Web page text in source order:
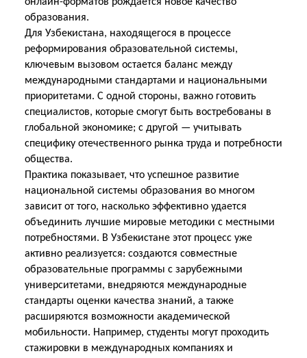
образования.
Для Узбекистана, находящегося в процессе
реформирования образовательной системы,
ключевым вызовом остается баланс между
международными стандартами и национальными
приоритетами. С одной стороны, важно готовить
специалистов, которые смогут быть востребованы в
глобальной экономике; с другой — учитывать
специфику отечественного рынка труда и потребности
общества.
Практика показывает, что успешное развитие
национальной системы образования во многом
зависит от того, насколько эффективно удается
объединить лучшие мировые методики с местными
потребностями. В Узбекистане этот процесс уже
активно реализуется: создаются совместные
образовательные программы с зарубежными
университетами, внедряются международные
стандарты оценки качества знаний, а также
расширяются возможности академической
мобильности. Например, студенты могут проходить
стажировки в международных компаниях и